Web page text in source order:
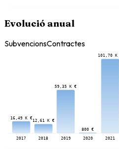
Evolució anual
SubvencionsContractes
16,49 K €
2017
12,61 K €
2018
59,35 K €
2019
800 €
2020
101,70 K
2021